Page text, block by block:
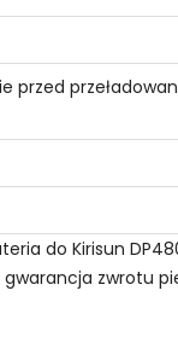
przed
do Kirisun
zwrotu